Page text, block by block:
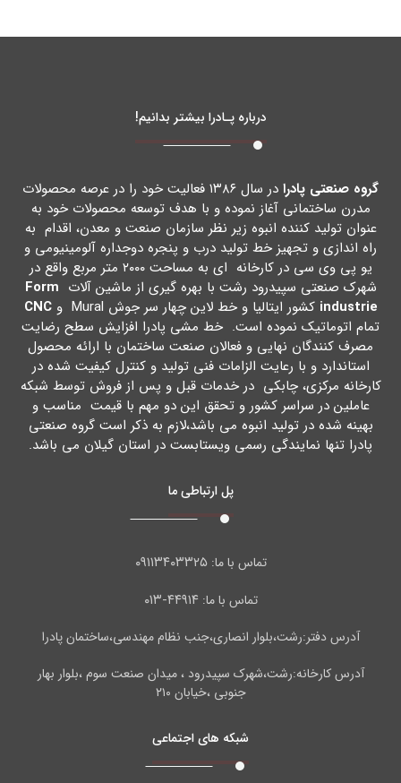
درباره پـادرا بیشتر بدانیم!
گروه صنعتی پادرا
در سال ۱۳۸۶ فعالیت خود را در عرصه محصولات
مدرن ساختمانی آغاز نموده و با هدف توسعه محصولات خود به
عنوان تولید کننده انبوه زیر نظر سازمان صنعت و معدن، اقدام به
راه اندازي و تجهیز خط تولید درب و پنجره دوجداره آلومینیومی و
یو پی وي سی در کارخانه اي به مساحت ۲۰۰۰ متر مربع واقع در
شهرك صنعتی سپیدرود رشت با بهره گیري از ماشین آلات Form
industrie کشور ایتالیا و خط لاین چهار سر جوش Mural و
CNC
تمام اتوماتیک نموده است. خط مشی پادرا افزایش سطح رضایت
مصرف کنندگان نهایی و فعالان صنعت ساختمان با ارائه محصول
استاندارد و با رعایت الزامات فنی تولید و کنترل کیفیت شده در
کارخانه مرکزي، چابکی در خدمات قبل و پس از فروش توسط شبکه
عاملین در سراسر کشور و تحقق این دو مهم با قیمت مناسب و
بهینه شده در تولید انبوه می باشد،لازم به ذکر است گروه صنعتی
پادرا تنها نمایندگی رسمی ویستابست در استان گیلان می باشد.
پل ارتباطی ما
تماس با ما:۰۹۱۱۳۴۰۳۳۲۵
تماس با ما: ۴۴۹۱۴-۰۱۳
آدرس دفتر:رشت،بلوار انصاری،جنب نظام مهندسی،ساختمان پادرا
آدرس کارخانه:رشت،شهرک سپیدرود ، میدان صنعت سوم ،بلوار بهار
جنوبی ،خیابان ۲۱۰
شبکه های اجتماعی